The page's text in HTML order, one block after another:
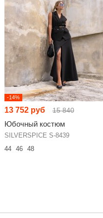
-14%
13 752 руб 15 840
Юбочный костюм
SILVERSPICE S-8439
44
46 48